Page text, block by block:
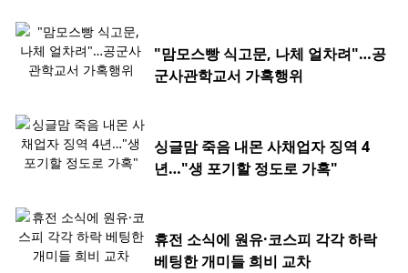
"맘모스빵 식고문, 나체 얼차려"…공
군사관학교서 가혹행위
싱글맘 죽음 내몬 사채업자 징역 4
년…"생 포기할 정도로 가혹"
휴전 소식에 원유·코스피 각각 하락
베팅한 개미들 희비 교차